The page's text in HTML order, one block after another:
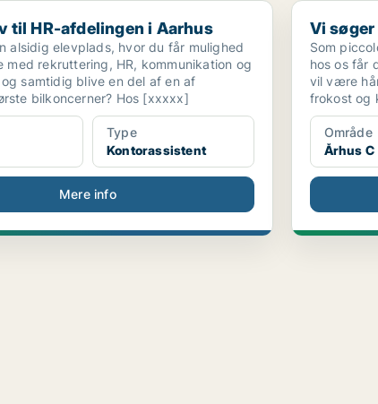
afdelingen i Aarhus
til HR-afdelingen i Aarhus
alsidig elevplads, hvor du får mulighed
med rekruttering, HR, kommunikation og
og samtidig blive en del af en af
bilkoncerner? Hos [xxxxx]
Type
Kontorassistent
Mere info
Vi søger en
Vi
Som
hos os får
vil være
frokost og
Område
Århus C